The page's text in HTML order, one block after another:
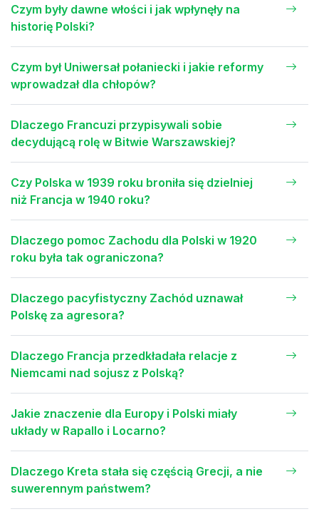
Czym były dawne włości i jak wpłynęły na
historię Polski?
Czym był Uniwersał połaniecki i jakie reformy
wprowadzał dla chłopów?
Dlaczego Francuzi przypisywali sobie
decydującą rolę w Bitwie Warszawskiej?
Czy Polska w 1939 roku broniła się dzielniej
niż Francja w 1940 roku?
Dlaczego pomoc Zachodu dla Polski w 1920
roku była tak ograniczona?
Dlaczego pacyfistyczny Zachód uznawał
Polskę za agresora?
Dlaczego Francja przedkładała relacje z
Niemcami nad sojusz z Polską?
Jakie znaczenie dla Europy i Polski miały
układy w Rapallo i Locarno?
Dlaczego Kreta stała się częścią Grecji, a nie
suwerennym państwem?